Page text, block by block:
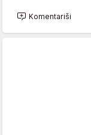
Komentariši